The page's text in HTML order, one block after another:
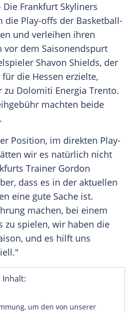
Die Frankfurt Skyliners
die Play-offs der Basketball-
und verleihen ihren
vor dem Saisonendspurt
Shavon Shields, der
für die Hessen erzielte,
zu Dolomiti Energia Trento.
machten beide
Position, im direkten Play-
wir es natürlich nicht
Trainer Gordon
dass es in der aktuellen
eine gute Sache ist.
machen, bei einem
zu spielen, wir haben die
und es hilft uns
um den von unserer